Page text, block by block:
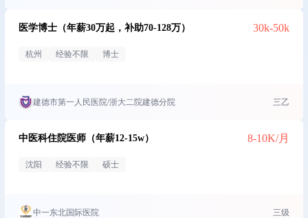
医学博士（年薪30万起，补助70-128万） 30k-50k
杭州 经验不限 博士
建德市第一人民医院/浙大二院建德分院 三乙
中医科住院医师（年薪12-15w） 8-10K/月
沈阳 经验不限 硕士
中一东北国际医院 三级